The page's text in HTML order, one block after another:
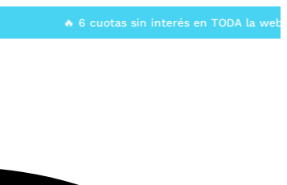
🔥 6 cuotas sin interés en TODA la web🔥